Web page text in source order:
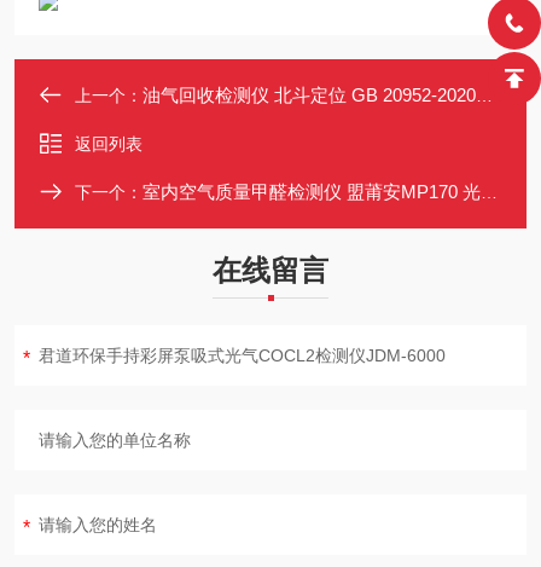
上一个： 油气回收检测仪 北斗定位 GB 20952-2020标准 拉杆箱一体 防爆手操器
返回列表
下一个： 室内空气质量甲醛检测仪 盟莆安MP170 光电光度法 GB/T 18204.2-2014
在线留言